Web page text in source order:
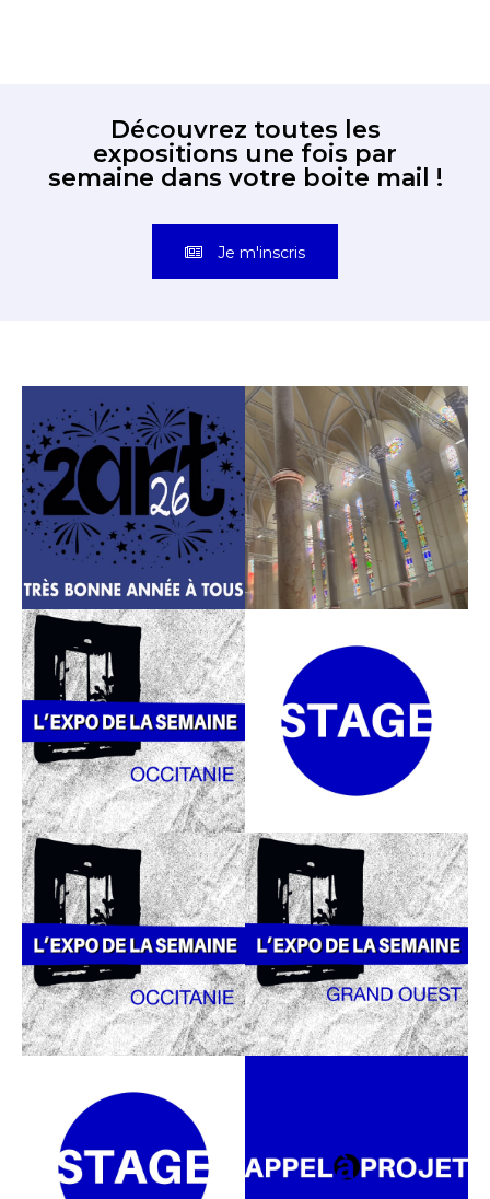
Découvrez toutes les
expositions une fois par
semaine dans votre boite mail !
Je m'inscris